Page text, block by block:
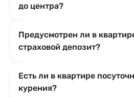
до центра?
Предусмотрен ли в
страховой депозит?
Есть ли в квартире
курения?